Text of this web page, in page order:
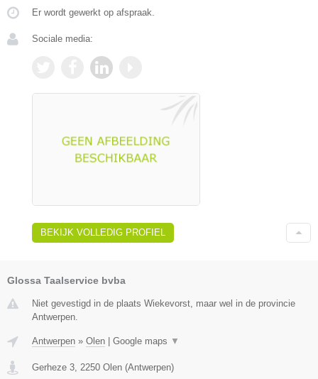
Er wordt gewerkt op afspraak.
Sociale media:
BEKIJK VOLLEDIG PROFIEL
Glossa Taalservice bvba
Niet gevestigd in de plaats Wiekevorst, maar wel in de provincie
Antwerpen.
Antwerpen » Olen Google maps ▼
Gerheze 3 2250 Olen (Antwerpen)